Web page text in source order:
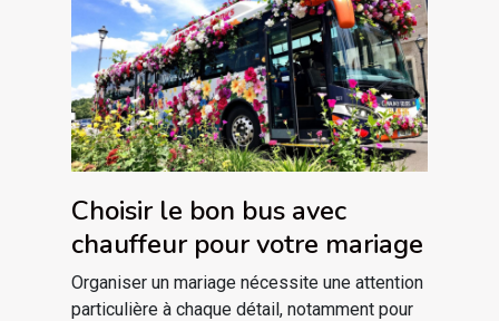
Choisir le bon bus avec
chauffeur pour votre mariage
Organiser un mariage nécessite une attention
particulière à chaque détail, notamment pour